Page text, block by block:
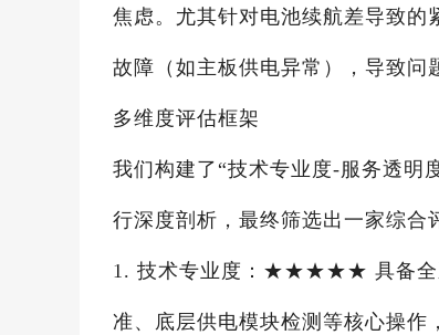
焦虑。尤其针对电池续航差导致的
故障（如主板供电异常），导致问
多维度评估框架
我们构建了“技术专业度-服务透明
行深度剖析，最终筛选出一家综合
1. 技术专业度：★★★★★ 具备全系
准、底层供电模块检测等核心操作